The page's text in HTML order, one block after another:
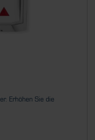
Erhöhen Sie die